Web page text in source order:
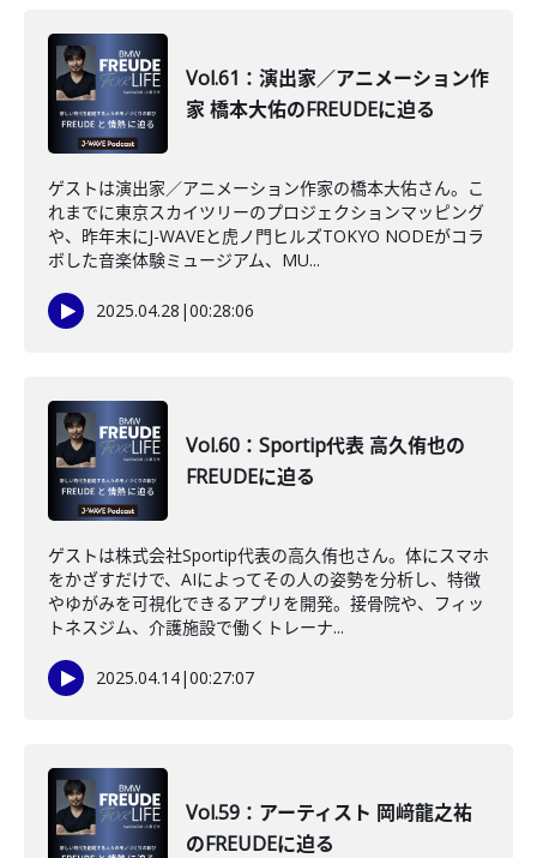
Vol.61：演出家／アニメーション作
家 橋本大佑のFREUDEに迫る
ゲストは演出家／アニメーション作家の橋本大佑さん。こ
れまでに東京スカイツリーのプロジェクションマッピング
や、昨年末にJ-WAVEと虎ノ門ヒルズTOKYO NODEがコラ
ボした音楽体験ミュージアム、MU...
2025.04.28 |00:28:06
Vol.60：Sportip代表 高久侑也の
FREUDEに迫る
ゲストは株式会社Sportip代表の高久侑也さん。体にスマホ
をかざすだけで、AIによってその人の姿勢を分析し、特徴
やゆがみを可視化できるアプリを開発。接骨院や、フィッ
トネスジム、介護施設で働くトレーナ...
2025.04.14|00:27:07
Vol.59：アーティスト 岡﨑龍之祐
のFREUDEに迫る